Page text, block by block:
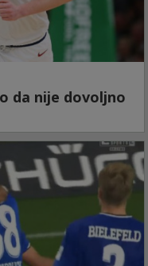
da nije dovoljno